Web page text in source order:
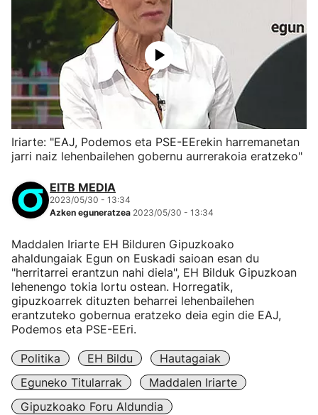
Iriarte: "EAJ, Podemos eta PSE-EErekin harremanetan
jarri naiz lehenbailehen gobernu aurrerakoia eratzeko"
EITB MEDIA
2023/05/30 - 13:34
Azken eguneratzea 2023/05/30 - 13:34
Maddalen Iriarte EH Bilduren Gipuzkoako
ahaldungaiak Egun on Euskadi saioan esan du
"herritarrei erantzun nahi diela", EH Bilduk Gipuzkoan
lehenengo tokia lortu ostean. Horregatik,
gipuzkoarrek dituzten beharrei lehenbailehen
erantzuteko gobernua eratzeko deia egin die EAJ,
Podemos eta PSE-EEri.
Politika EH Bildu
Hautagaiak
Eguneko Titularrak
Maddalen Iriarte
Gipuzkoako Foru Aldundia